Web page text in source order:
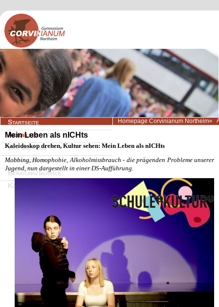
Navigation
überspringen
Startseite
Aktuelles
Wir über uns
Lernangebote
Beratung/Service
Kontakt
Homepage Corvinianum Northeim
Mein Leben als nICHts
Kaleidoskop drehen, Kultur sehen: Mein Leben als nICHts
Mobbing, Homophobie, Alkoholmissbrauch - die prägenden Probleme unserer
Jugend, nun dargestellt in einer DS-Aufführung.